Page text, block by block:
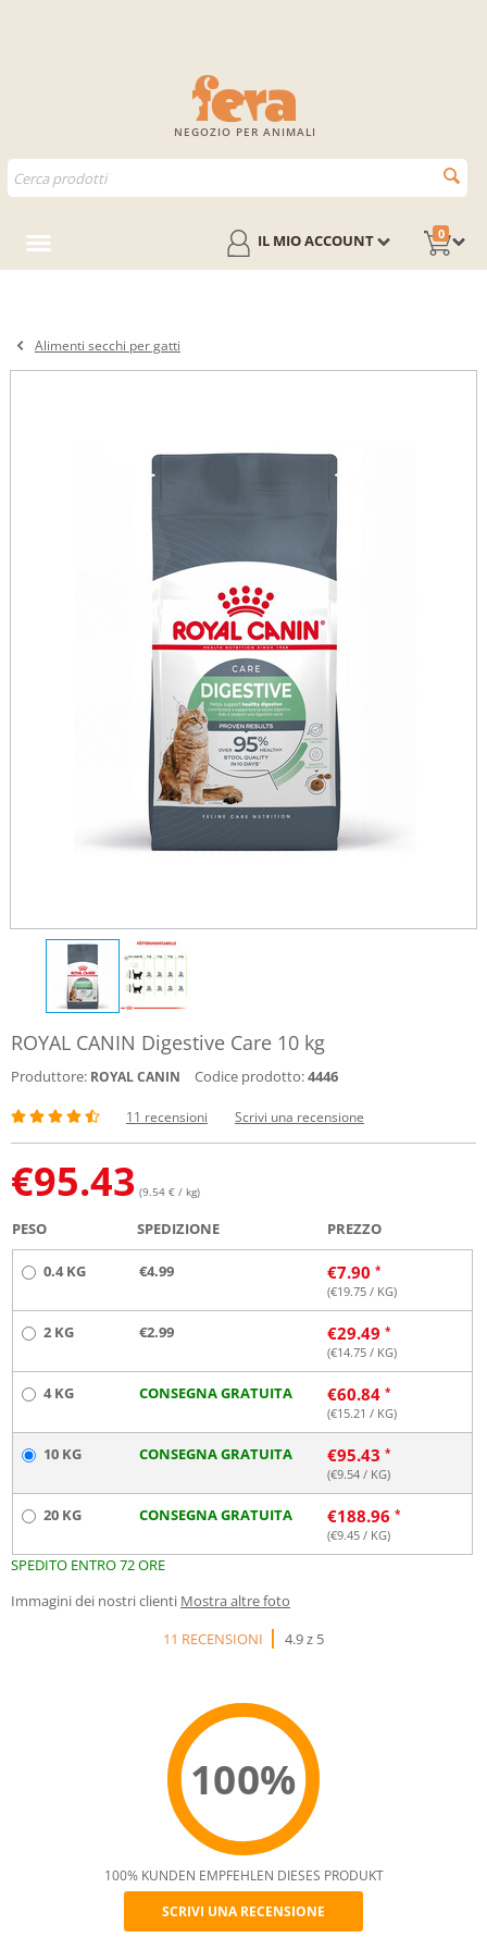
NEGOZIO PER ANIMALI
0
IL MIO ACCOUNT
Alimenti secchi per gatti
ROYAL CANIN Digestive Care 10 kg
Produttore: ROYAL CANIN Codice prodotto:4446
11 recensioni Scrivi una recensione
€95.43 (9.54 € / kg)
PESO SPEDIZIONE PREZZO
0.4 KG €4.99 €7.90
(€19.75 / KG)
2 KG €2.99 €29.49
(€14.75 / KG)
4 KG CONSEGNA GRATUITA €60.84
(€15.21 / KG)
10 KG CONSEGNA GRATUITA €95.43
(€9.54 / KG)
20 KG CONSEGNA GRATUITA €188.96
(€9.45 / KG)
SPEDITO ENTRO 72 ORE
Immagini dei nostri clienti Mostra altre foto
11 RECENSIONI
4.9 z 5
100%
100% KUNDEN EMPFEHLEN DIESES PRODUKT
SCRIVI UNA RECENSIONE